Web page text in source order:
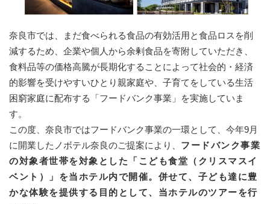
奈良市では、まだ食べられる食品の有効活用と食品ロスを削
減するため、企業や個人から余剰食品を寄附していただき、
食料品等の価格高騰が長期化することによって社会的・経済
的影響を受けやすいひとり親家庭や、子育てをしている生活
困窮家庭に配布する「フードバンク事業」を実施していま
す。
この度、奈良市ではフードバンク事業の一環として、今年9月
に開業したノボテル奈良のご提案により、 フードバンク事業
の対象者世帯を対象とした「こども食堂（クリスマスイ
ベント）」を当ホテル内で開催。併せて、子ども達に豊
かな体験を提供する目的として、当ホテルのツアーを行